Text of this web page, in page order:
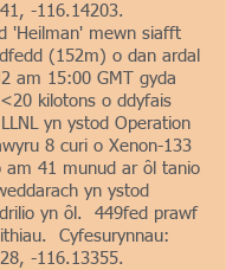
, -116.14203.
'Heilman' mewn siafft
(152m) o dan ardal
am 15:00 GMT gyda
kilotons o ddyfais
yn ystod Operation
8 curi o Xenon-133
am 41 munud ar ôl tanio
yn ystod
yn ôl. 449fed prawf
Cyfesurynnau:
, -116.13355.